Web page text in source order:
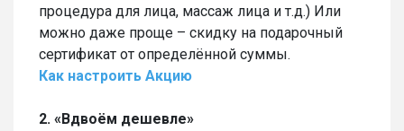
процедура для лица, массаж лица и т.д.) Или
можно даже проще – скидку на подарочный
сертификат от определённой суммы.
Как настроить Акцию
2. «Вдвоём дешевле»